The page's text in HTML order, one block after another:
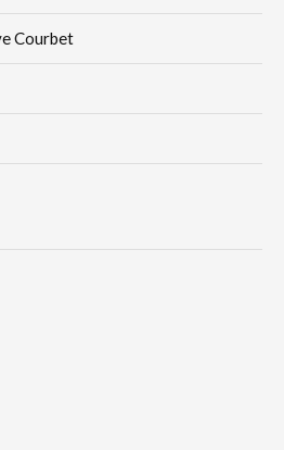
Courbet